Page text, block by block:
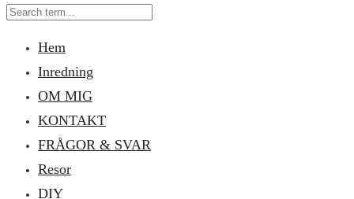
Hem
Inredning
OM MIG
KONTAKT
FRÅGOR & SVAR
Resor
DIY